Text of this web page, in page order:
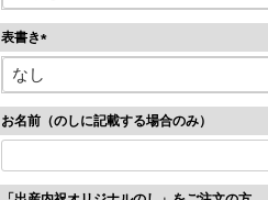
表書き
(
必
お名前（のしに記載する場合のみ）